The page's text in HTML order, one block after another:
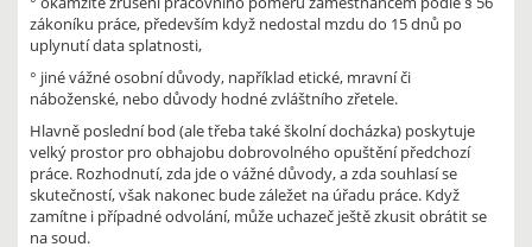
zákoníku práce, především když nedostal mzdu do 15 dnů po
uplynutí data splatnosti,
° jiné vážné osobní důvody, například etické, mravní či
náboženské, nebo důvody hodné zvláštního zřetele.
Hlavně poslední bod (ale třeba také školní docházka) poskytuje
velký prostor pro obhajobu dobrovolného opuštění předchozí
práce. Rozhodnutí, zda jde o vážné důvody, a zda souhlasí se
skutečností, však nakonec bude záležet na úřadu práce. Když
zamítne i případné odvolání, může uchazeč ještě zkusit obrátit se
na soud.